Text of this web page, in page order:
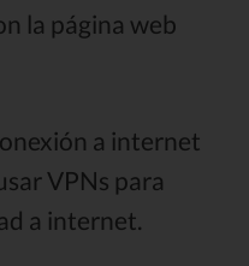
la página web
a internet
VPNs para
a internet.